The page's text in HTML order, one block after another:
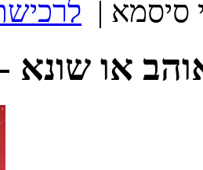
סיסמא |
או שונא -